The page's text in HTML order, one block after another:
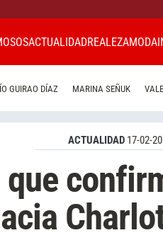
ACTUALIDADREALEZAMODA
GUIRAO DÍAZ MARINA SEÑUK
ACTUALIDAD 17-02-
que